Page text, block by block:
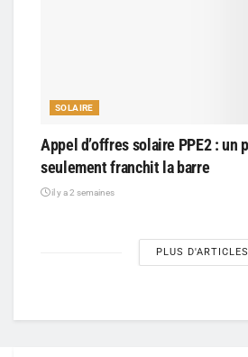
SOLAIRE
Appel d’offres solaire PPE2 : un
seulement franchit la barre
il y a 2 semaines
PLUS D'ARTICLES